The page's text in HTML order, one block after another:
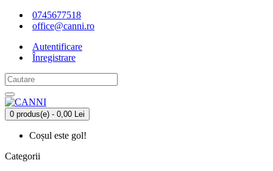
0745677518
office@canni.ro
Autentificare
Înregistrare
0 produs(e) - 0,00 Lei
Coșul este gol!
Categorii